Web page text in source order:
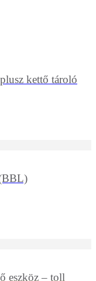
kettő tároló
eszköz – toll